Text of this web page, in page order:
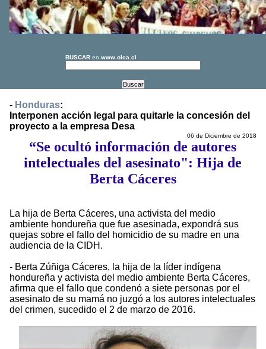
BUSCAR en www.olca.cl
- Honduras:
Interponen acción legal para quitarle la concesión del
proyecto a la empresa Desa
06 de Diciembre de 2018
“Se ocultó información de autores
intelectuales del asesinato": Hija de
Berta Cáceres
La hija de Berta Cáceres, una activista del medio
ambiente hondureña que fue asesinada, expondrá sus
quejas sobre el fallo del homicidio de su madre en una
audiencia de la CIDH.
- Berta Zúñiga Cáceres, la hija de la líder indígena
hondureña y activista del medio ambiente Berta Cáceres,
afirma que el fallo que condenó a siete personas por el
asesinato de su mamá no juzgó a los autores intelectuales
del crimen, sucedido el 2 de marzo de 2016.